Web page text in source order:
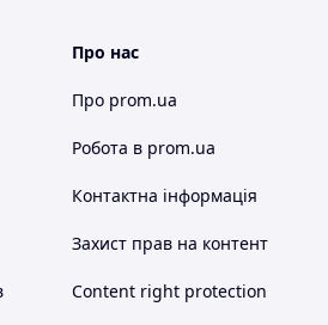
Про нас
Про prom.ua
Робота в prom.ua
Контактна інформація
Захист прав на контент
Content right protection